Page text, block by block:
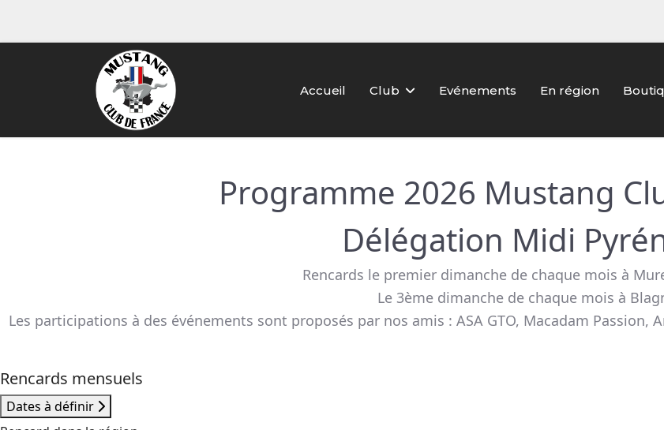
Accueil Club Evénements En région
Programme 2026 Mustang
Délégation Midi
Rencards le premier dimanche de chaque mois à
Le 3ème dimanche de chaque mois à
Les participations à des événements sont proposés par nos amis : ASA GTO, Macadam Passion,
Rencards mensuels
Dates à définir